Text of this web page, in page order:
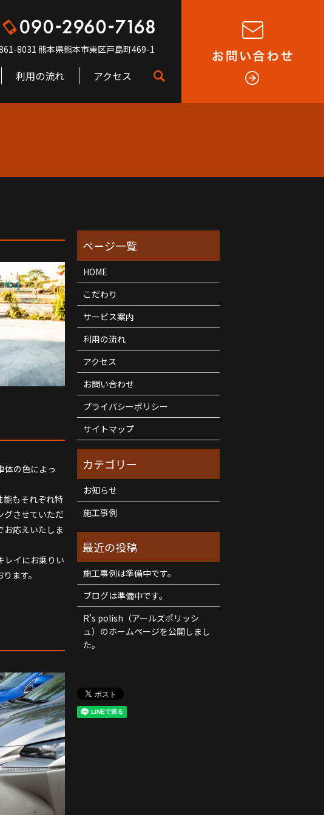
利用の流れ アクセス
8031 熊本県熊本市東区戸島町469-1
体の色によっ
能もそれぞれ特
グさせていただ
お応えいたしま
レイにお乗りい
ます。
HOME
こだわり
サービス案内
利用の流れ
アクセス
お問い合わせ
プライバシーポリシー
サイトマップ
お知らせ
施工事例
施工事例は準備中です。
ブログは準備中です。
R’s polish（アールズポリッシ
ュ）のホームページを公開しまし
た。